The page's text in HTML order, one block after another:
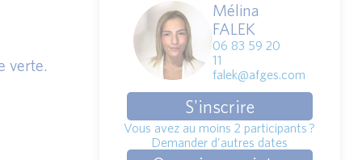
verte.
Mélina
FALEK
06 83 59 20
11
falek@afges.com
S'inscrire
Vous avez au moins 2 participants ?
Demander d'autres dates